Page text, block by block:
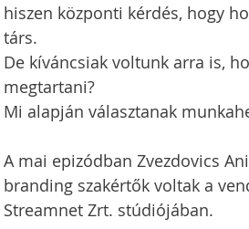
hiszen központi kérdés, hogy
társ.
De kíváncsiak voltunk arra is,
megtartani?
Mi alapján választanak
A mai epizódban Zvezdovics
branding szakértők voltak a
Streamnet Zrt. stúdiójában.